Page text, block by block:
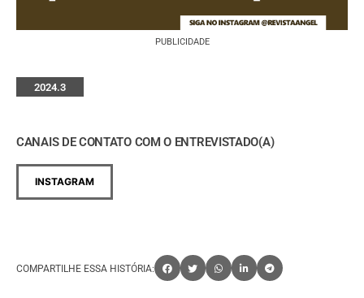
PUBLICIDADE
2024.3
CANAIS DE CONTATO COM O ENTREVISTADO(A)
INSTAGRAM
COMPARTILHE ESSA HISTÓRIA: